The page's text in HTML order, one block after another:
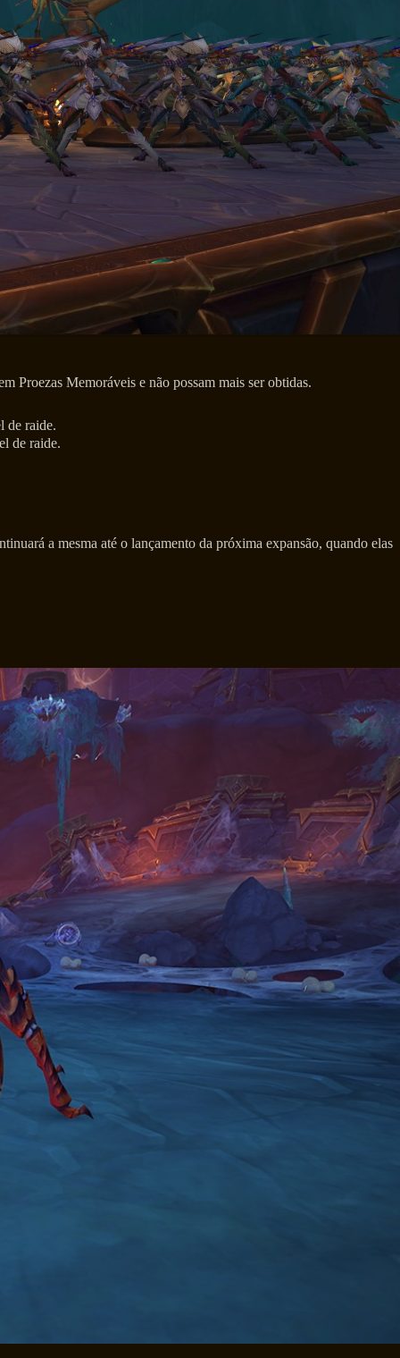
Proezas Memoráveis e não possam mais ser obtidas.
de raide.
de raide.
a mesma até o lançamento da próxima expansão, quando elas